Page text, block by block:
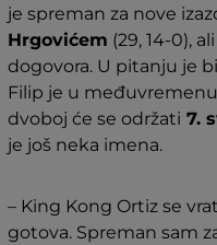
je spreman za nove
Hrgovićem (29, 14-0),
dogovora. U pitanju je
Filip je u
dvoboj će se održati 7.
je još neka imena.
– King Kong Ortiz se
gotova. Spreman sam